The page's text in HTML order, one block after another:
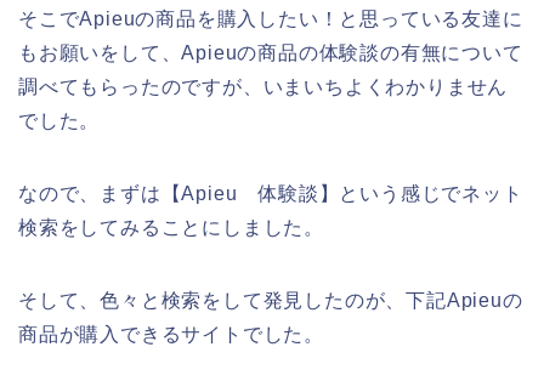
そこでApieuの商品を購入したい！と思っている友達に
もお願いをして、Apieuの商品の体験談の有無について
調べてもらったのですが、いまいちよくわかりません
でした。
なので、まずは【Apieu 体験談】という感じでネット
検索をしてみることにしました。
そして、色々と検索をして発見したのが、下記Apieuの
商品が購入できるサイトでした。